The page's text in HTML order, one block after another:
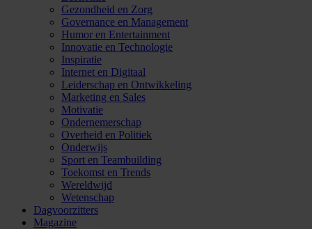
Gezondheid en Zorg
Governance en Management
Humor en Entertainment
Innovatie en Technologie
Inspiratie
Internet en Digitaal
Leiderschap en Ontwikkeling
Marketing en Sales
Motivatie
Ondernemerschap
Overheid en Politiek
Onderwijs
Sport en Teambuilding
Toekomst en Trends
Wereldwijd
Wetenschap
Dagvoorzitters
Magazine